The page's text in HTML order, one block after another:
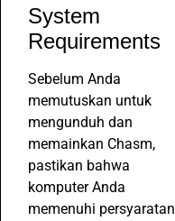
System
Requirements
Sebelum Anda
memutuskan untuk
mengunduh dan
memainkan Chasm,
pastikan bahwa
komputer Anda
memenuhi persyaratan